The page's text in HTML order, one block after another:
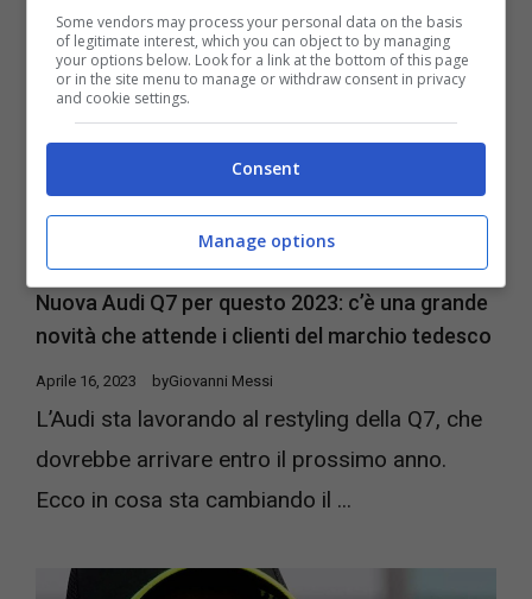
Nuova Audi Q7 per questo 2023: c’è una grande
novità che attende i clienti del marchio tedesco
Aprile 16, 2023 byGiovanni Messi
L’Audi sta lavorando al restyling della Q7, che
dovrebbe arrivare entro il prossimo anno.
Ecco in cosa sta cambiando il ...
Some vendors may process your personal data on the basis
of legitimate interest, which you can object to by managing
your options below. Look for a link at the bottom of this page
or in the site menu to manage or withdraw consent in privacy
and cookie settings.
Consent
Manage options